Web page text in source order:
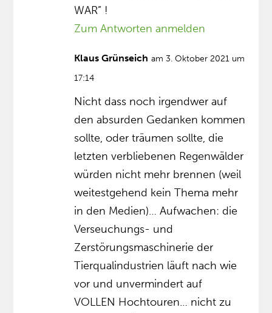
WAR” !
Zum Antworten anmelden
Klaus Grünseich am 3. Oktober 2021 um
17:14
Nicht dass noch irgendwer auf
den absurden Gedanken kommen
sollte, oder träumen sollte, die
letzten verbliebenen Regenwälder
würden nicht mehr brennen (weil
weitestgehend kein Thema mehr
in den Medien)… Aufwachen: die
Verseuchungs- und
Zerstörungsmaschinerie der
Tierqualindustrien läuft nach wie
vor und unvermindert auf
VOLLEN Hochtouren… nicht zu